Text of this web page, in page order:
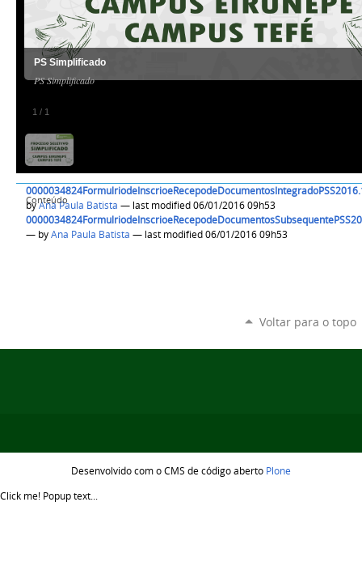
1 / 1
PS Simplificado
PS Simplificado
Conteúdo
byAna Paula Batista
— last modified 06/01/2016 09h53
— byAna Paula Batista — last modified 06/01/2016 09h53
Voltar para o topo
Desenvolvido com o CMS de código aberto Plone
Click me! Popup text...